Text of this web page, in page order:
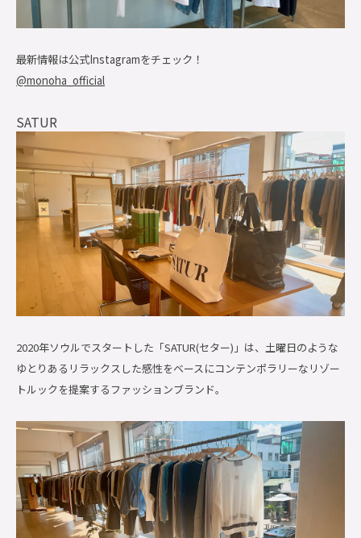
最新情報は公式Instagramをチェック！
@monoha_official
SATUR
2020年ソウルでスタートした「SATUR(セター)」は、土曜日のような
ゆとりあるリラックスした感性をベースにコンテンポラリーなリゾー
トルックを提案するファッションブランド。